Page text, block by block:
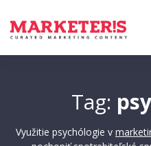
Tag:
Využitie psychólogie v